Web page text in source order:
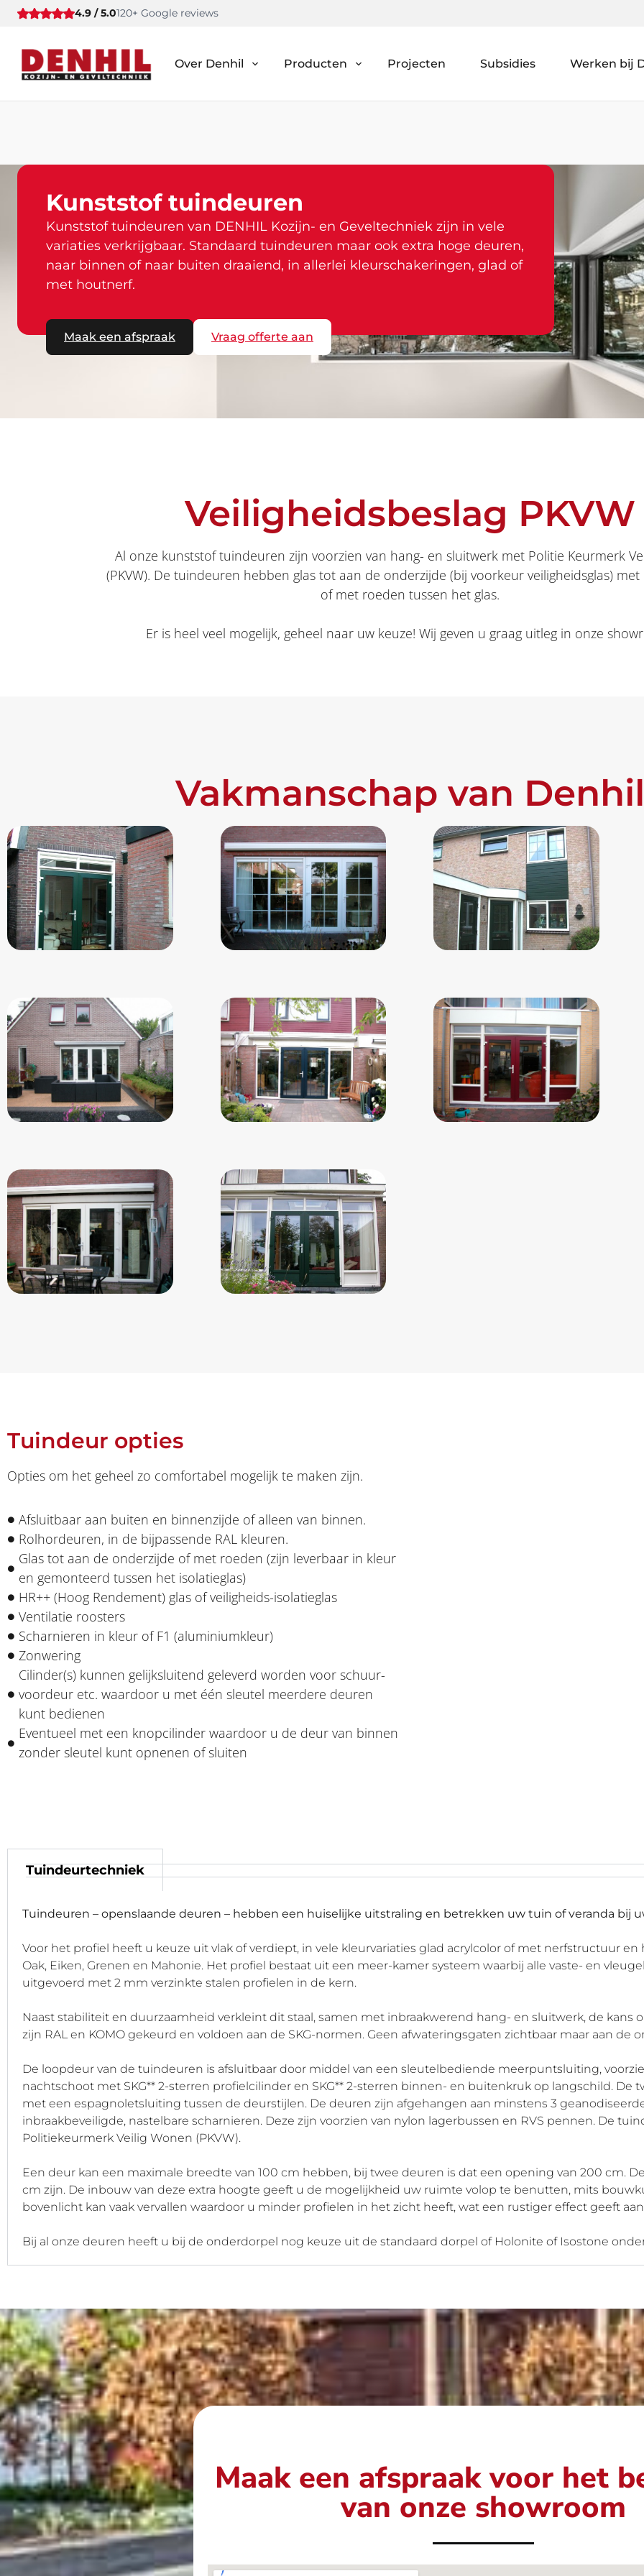
4.9 / 5.0120+ Google reviews
Over Denhil Producten Projecten Subsidies Werken bij
Kunststof tuindeuren
Kunststof tuindeuren van DENHIL Kozijn- en Geveltechniek zijn in vele
variaties verkrijgbaar. Standaard tuindeuren maar ook extra hoge deuren,
naar binnen of naar buiten draaiend, in allerlei kleurschakeringen, glad of
met houtnerf.
Maak een afspraak Vraag offerte aan
Veiligheidsbeslag PKVW
Al onze kunststof tuindeuren zijn voorzien van hang- en sluitwerk met Politie Keurmerk
(PKVW). De tuindeuren hebben glas tot aan de onderzijde (bij voorkeur veiligheidsglas)
of met roeden tussen het glas.
Er is heel veel mogelijk, geheel naar uw keuze! Wij geven u graag uitleg in onze
Vakmanschap van Denhil
Tuindeur opties
Opties om het geheel zo comfortabel mogelijk te maken zijn.
Afsluitbaar aan buiten en binnenzijde of alleen van binnen.
Rolhordeuren, in de bijpassende RAL kleuren.
Glas tot aan de onderzijde of met roeden (zijn leverbaar in kleur
en gemonteerd tussen het isolatieglas)
HR++ (Hoog Rendement) glas of veiligheids-isolatieglas
Ventilatie roosters
Scharnieren in kleur of F1 (aluminiumkleur)
Zonwering
Cilinder(s) kunnen gelijksluitend geleverd worden voor schuur-
voordeur etc. waardoor u met één sleutel meerdere deuren
kunt bedienen
Eventueel met een knopcilinder waardoor u de deur van binnen
zonder sleutel kunt opnenen of sluiten
Tuindeurtechniek
Tuindeuren – openslaande deuren – hebben een huiselijke uitstraling en betrekken uw tuin of veranda bij
Voor het profiel heeft u keuze uit vlak of verdiept, in vele kleurvariaties glad acrylcolor of met nerfstructuur
Oak, Eiken, Grenen en Mahonie. Het profiel bestaat uit een meer-kamer systeem waarbij alle vaste- en
uitgevoerd met 2 mm verzinkte stalen profielen in de kern.
Naast stabiliteit en duurzaamheid verkleint dit staal, samen met inbraakwerend hang- en sluitwerk, de kans
zijn RAL en KOMO gekeurd en voldoen aan de SKG-normen. Geen afwateringsgaten zichtbaar maar aan de
De loopdeur van de tuindeuren is afsluitbaar door middel van een sleutelbediende meerpuntsluiting,
nachtschoot met SKG** 2-sterren profielcilinder en SKG** 2-sterren binnen- en buitenkruk op langschild. De
met een espagnoletsluiting tussen de deurstijlen. De deuren zijn afgehangen aan minstens 3
inbraakbeveiligde, nastelbare scharnieren. Deze zijn voorzien van nylon lagerbussen en RVS pennen. De
Politiekeurmerk Veilig Wonen (PKVW).
Een deur kan een maximale breedte van 100 cm hebben, bij twee deuren is dat een opening van 200 cm.
cm zijn. De inbouw van deze extra hoogte geeft u de mogelijkheid uw ruimte volop te benutten, mits
bovenlicht kan vaak vervallen waardoor u minder profielen in het zicht heeft, wat een rustiger effect geeft
Bij al onze deuren heeft u bij de onderdorpel nog keuze uit de standaard dorpel of Holonite of Isostone
Maak een afspraak voor het
van onze showroom